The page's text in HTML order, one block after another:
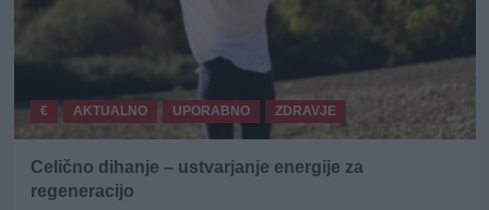
€ AKTUALNO UPORABNO ZDRAVJE
Celično dihanje – ustvarjanje energije za
regeneracijo